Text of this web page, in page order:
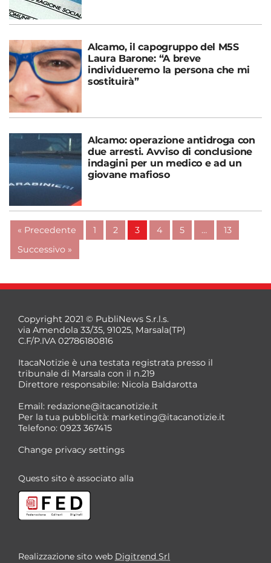
Alcamo, il capogruppo del M5S
Laura Barone: “A breve
individueremo la persona che mi
sostituirà”
Alcamo: operazione antidroga con
due arresti. Avviso di conclusione
indagini per un medico e ad un
giovane mafioso
« Precedente 1 2 3 4 5 …
13
Successivo »
Copyright 2021 © PubliNews S.r.l.s.
via Amendola 33/35, 91025, Marsala(TP)
C.F/P.IVA 02786180816
ItacaNotizie è una testata registrata presso il
tribunale di Marsala con il n.219
Direttore responsabile: Nicola Baldarotta
Email: redazione@itacanotizie.it
Per la tua pubblicità: marketing@itacanotizie.it
Telefono: 0923 367415
Change privacy settings
Questo sito è associato alla
Realizzazione sito web Digitrend Srl